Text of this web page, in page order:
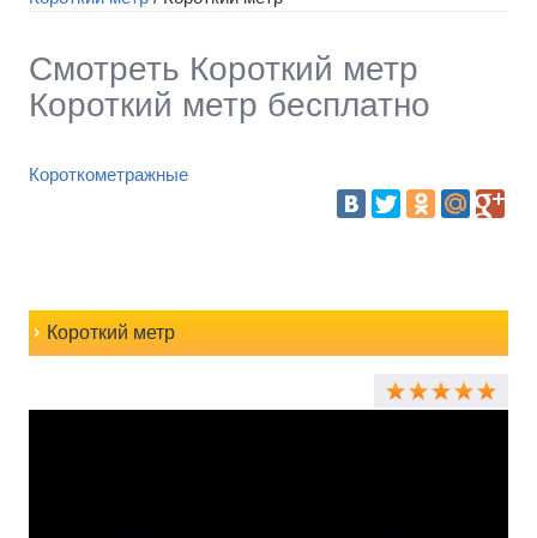
Смотреть Короткий метр
Короткий метр бесплатно
Короткометражные
Короткий метр